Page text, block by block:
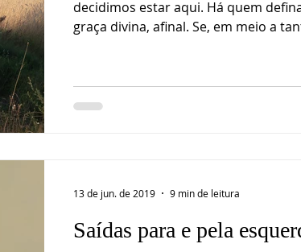
decidimos estar aqui. Há quem
graça divina, afinal. Se, em meio a
Saídas para e pela
13 de jun. de 2019 9 min de leitura